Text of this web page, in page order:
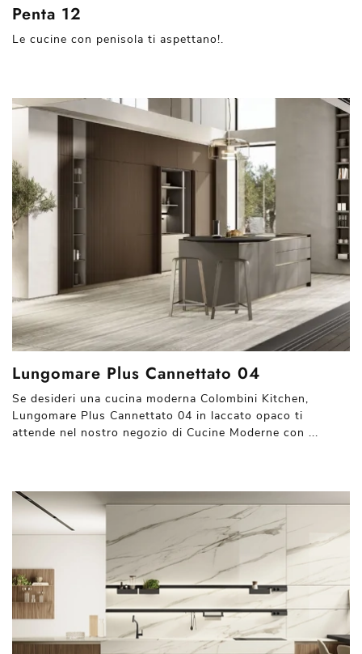
Penta 12
Le cucine con penisola ti aspettano!.
Lungomare Plus Cannettato 04
Se desideri una cucina moderna Colombini Kitchen,
Lungomare Plus Cannettato 04 in laccato opaco ti
attende nel nostro negozio di Cucine Moderne con ...